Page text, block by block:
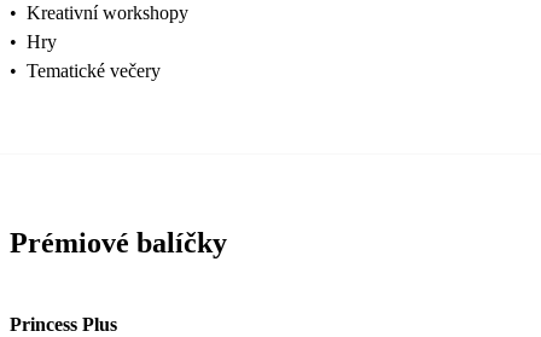
• Kreativní workshopy
• Hry
• Tematické večery
Prémiové balíčky
Princess Plus